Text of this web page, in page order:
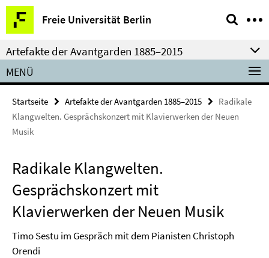
Springe
direkt
zu
Inhalt
Freie Universität Berlin
Service-
Navigation
Artefakte der Avantgarden 1885­–2015
MENÜ
Startseite Artefakte der Avantgarden 1885­–2015
Radikale
Klangwelten. Gesprächskonzert mit Klavierwerken der Neuen
Musik
Radikale Klangwelten.
Gesprächskonzert mit
Klavierwerken der Neuen Musik
Timo Sestu im Gespräch mit dem Pianisten Christoph
Orendi